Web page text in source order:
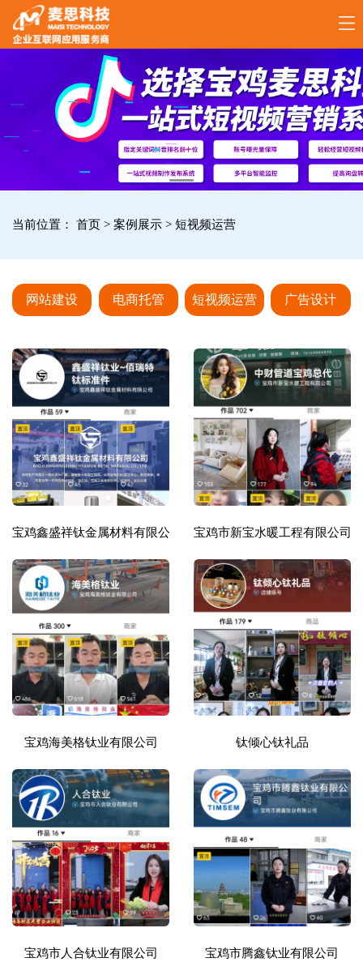
17789288861
当前位置：首页 >案例展示>短视频运营
网站建设 电商托管 短视频运营 广告设计
宝鸡鑫盛祥钛金属材料有限公司 宝鸡市新宝水暖工程有限公司
宝鸡海美格钛业有限公司 钛倾心钛礼品
宝鸡市人合钛业有限公司 宝鸡市腾鑫钛业有限公司